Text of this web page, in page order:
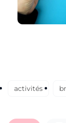
activités